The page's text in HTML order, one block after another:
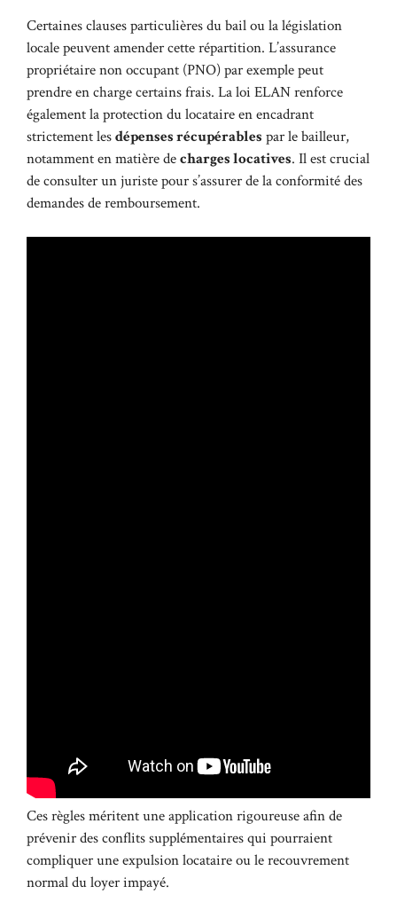
Certaines clauses particulières du bail ou la législation
locale peuvent amender cette répartition. L’assurance
propriétaire non occupant (PNO) par exemple peut
prendre en charge certains frais. La loi ELAN renforce
également la protection du locataire en encadrant
strictement lesdépenses récupérables par le bailleur,
notamment en matière decharges locatives. Il est crucial
de consulter un juriste pour s’assurer de la conformité des
demandes de remboursement.
Ces règles méritent une application rigoureuse afin de
prévenir des conflits supplémentaires qui pourraient
compliquer une expulsion locataire ou le recouvrement
normal du loyer impayé.